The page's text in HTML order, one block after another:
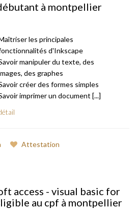
à montpellier
les principales
d'Inkscape
manipuler du texte, des
des graphes
créer des formes simples
imprimer un document [...]
Attestation
access - visual basic for
au cpf à montpellier